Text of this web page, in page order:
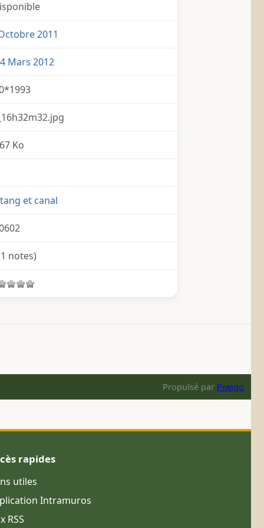
2011
Mars 2012
Ko
et canal
notes)
Propulsé par Piwigo
rapides
utiles
Intramuros
RSS